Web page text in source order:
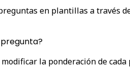
en plantillas a través
la ponderación de